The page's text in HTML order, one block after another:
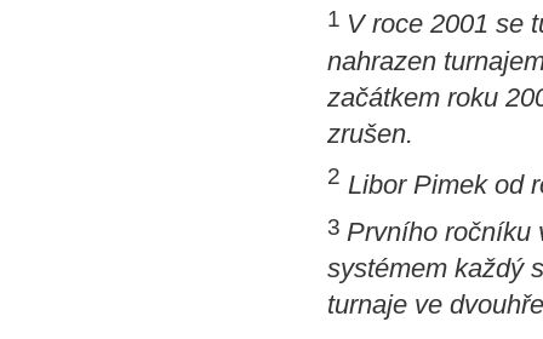
1 V roce 2001 se
nahrazen
začátkem roku
zrušen.
2 Libor Pimek od
3 Prvního ročníku
systémem každý
turnaje ve